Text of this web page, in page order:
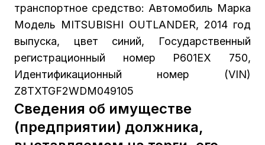
транспортное средство: Автомобиль Марка
Модель MITSUBISHI OUTLANDER, 2014 год
выпуска, цвет синий, Государственный
регистрационный номер Р601ЕХ 750,
Идентификационный номер (VIN)
Z8TXTGF2WDM049105
Сведения об имуществе
(предприятии) должника,